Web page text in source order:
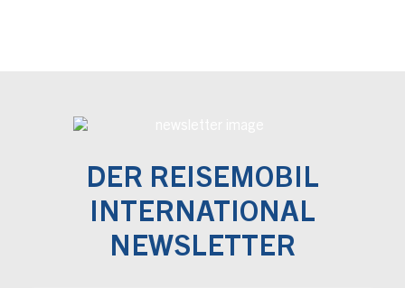
DER REISEMOBIL
INTERNATIONAL
NEWSLETTER